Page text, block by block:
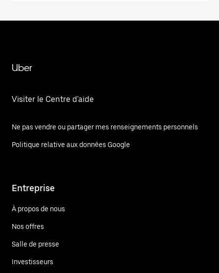
Uber
Visiter le Centre d'aide
Ne pas vendre ou partager mes renseignements personnels
Politique relative aux données Google
Entreprise
À propos de nous
Nos offres
Salle de presse
Investisseurs